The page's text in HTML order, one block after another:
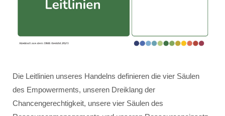
Die Leitlinien unseres Handelns definieren die vier Säulen
des Empowerments, unseren Dreiklang der
Chancengerechtigkeit, unsere vier Säulen des